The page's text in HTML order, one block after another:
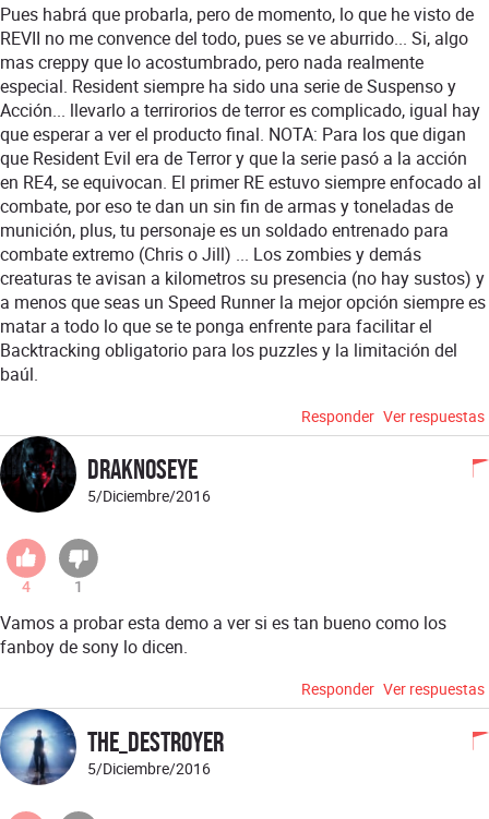
Pues habrá que probarla, pero de momento, lo que he visto de
REVII no me convence del todo, pues se ve aburrido... Si, algo
mas creppy que lo acostumbrado, pero nada realmente
especial. Resident siempre ha sido una serie de Suspenso y
Acción... llevarlo a terrirorios de terror es complicado, igual hay
que esperar a ver el producto final. NOTA: Para los que digan
que Resident Evil era de Terror y que la serie pasó a la acción
en RE4, se equivocan. El primer RE estuvo siempre enfocado al
combate, por eso te dan un sin fin de armas y toneladas de
munición, plus, tu personaje es un soldado entrenado para
combate extremo (Chris o Jill) ... Los zombies y demás
creaturas te avisan a kilometros su presencia (no hay sustos) y
a menos que seas un Speed Runner la mejor opción siempre es
matar a todo lo que se te ponga enfrente para facilitar el
Backtracking obligatorio para los puzzles y la limitación del
baúl.
Responder Ver respuestas
DraknosEye
5/Diciembre/2016
4 1
Vamos a probar esta demo a ver si es tan bueno como los
fanboy de sony lo dicen.
Responder Ver respuestas
The_Destroyer
5/Diciembre/2016